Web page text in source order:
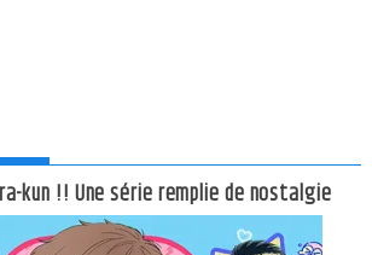
kun !! Une série remplie de nostalgie